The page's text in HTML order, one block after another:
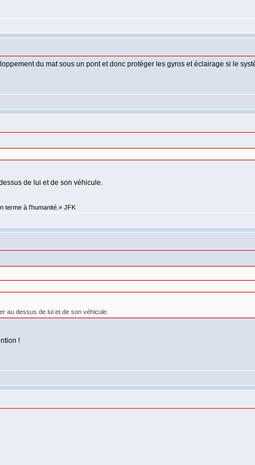
du mat sous un pont et donc protéger les gyros et éclairage si le
de lui et de son véhicule.
terme à l'humanité.» JFK
au dessus de lui et de son véhicule.
!